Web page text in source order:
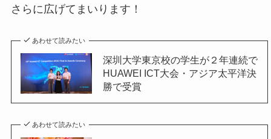
さらに広げてまいります！
あわせて読みたい
深圳大学東京校の学生が２年連続で
HUAWEI ICT大会・アジア太平洋決
勝で受賞
あわせて読みたい